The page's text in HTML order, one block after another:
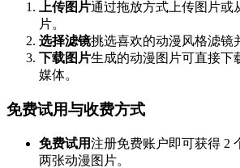
上传图片通过拖放方式上传图片或
片。
选择滤镜挑选喜欢的动漫风格滤镜
下载图片生成的动漫图片可直接下
媒体。
免费试用与收费方式
免费试用注册免费账户即可获得 2
两张动漫图片。